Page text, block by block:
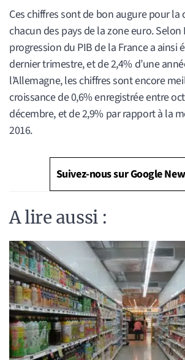
Ces chiffres sont de bon augure pour la
chacun des pays de la zone euro. Selon
progression du PIB de la France a ainsi
dernier trimestre, et de 2,4% d’une
l’Allemagne, les chiffres sont encore
croissance de 0,6% enregistrée entre
décembre, et de 2,9% par rapport à la
2016.
Suivez-nous sur Google
A lire aussi :